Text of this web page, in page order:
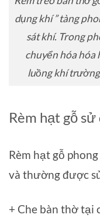
dụng khí ” tàng
sát khí. Trong
chuyển hóa hóa
luồng khí
Rèm hạt gỗ
Rèm hạt gỗ
và thường được
+ Che bàn thờ tại